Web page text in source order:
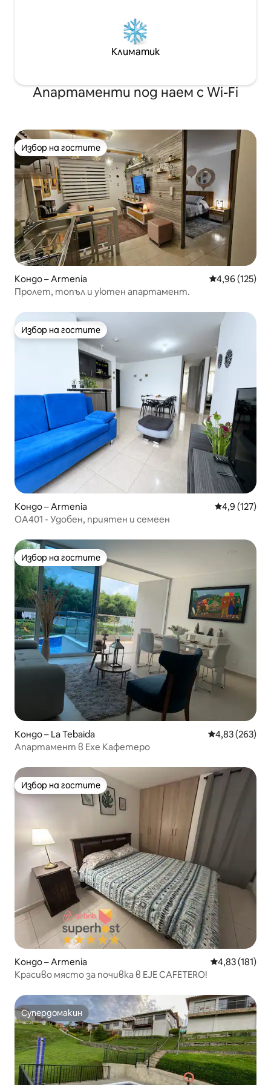
Климатик
Апартаменти под наем с Wi-Fi
Избор на гостите
Избор на гостите
Кондо – Armenia Средна
4,96 (125)
Пролет, топъл и уютен апартамент.
Избор на гостите
Избор на гостите
Кондо – Armenia Средна
4,9 (127)
OA401 - Удобен, приятен и семеен
Избор на гостите
Избор на гостите
Кондо – La Tebaida Средна
4,83 (263)
Апартамент в Ехе Кафетеро
Избор на гостите
Избор на гостите
Кондо – Armenia Средна
4,83 (181)
Красиво място за почивка в EJE CAFETERO!
Супердомакин
Супердомакин